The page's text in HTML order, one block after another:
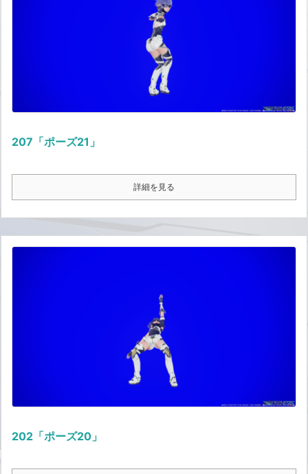
207「ポーズ21」
詳細を見る
202「ポーズ20」